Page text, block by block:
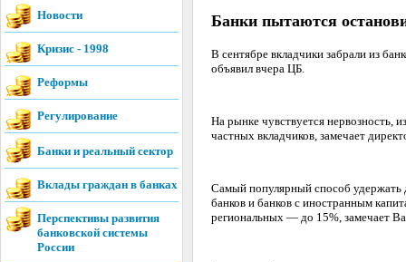
Новости
Кризис - 1998
Реформы
Регулирование
Банки и реальный сектор
Вклады граждан в банках
Перспективы развития
банковской системы
России
Банки пытаются
В сентябре вкладчики забрали из
объявил вчера ЦБ.
На рынке чувствуется нервозность,
частных вкладчиков, замечает
Самый популярный способ
банков и банков с иностранным
региональных — до 15%, замечает